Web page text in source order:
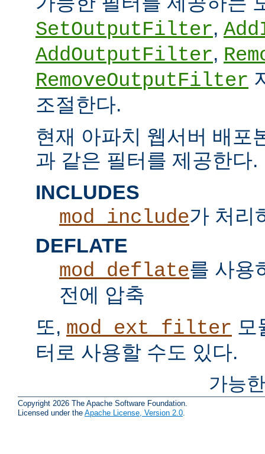
SetOutputFilter,
AddOutputFilter,
RemoveOutputFilter
조절한다.
현재 아파치 웹서버 배포
과 같은 필터를 제공한다.
INCLUDES
mod_include가 처리
DEFLATE
mod_deflate를 사용
전에 압축
또, mod_ext_filter 모
터로 사용할 수도 있다.
가능
Copyright 2026 The Apache Software Foundation.
Licensed under the Apache License, Version 2.0.